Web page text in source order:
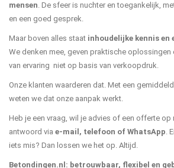
mensen. De sfeer is nuchter en toegankelijk,
en een goed gesprek.
Maar boven alles staat inhoudelijke kennis en
We denken mee, geven praktische oplossingen
van ervaring niet op basis van verkoopdruk.
Onze klanten waarderen dat. Met een gemiddeld
weten we dat onze aanpak werkt.
Heb je een vraag, wil je advies of een offerte op
antwoord via e-mail, telefoon of WhatsApp.
iets mis? Dan lossen we het op. Altijd.
Betondingen.nl: betrouwbaar, flexibel en